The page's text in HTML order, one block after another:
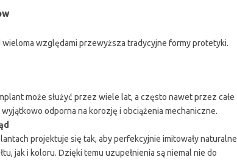
względami przewyższa tradycyjne formy protetyki.
może służyć przez wiele lat, a często nawet przez całe
odporna na korozję i obciążenia mechaniczne.
projektuje się tak, aby perfekcyjnie imitowały naturalne
jak i koloru. Dzięki temu uzupełnienia są niemal nie do